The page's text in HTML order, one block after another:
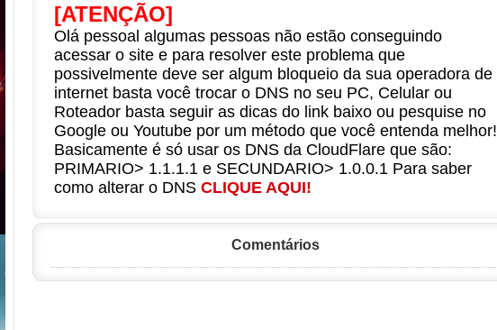
[ATENÇÃO]
Olá pessoal algumas pessoas não estão conseguindo
acessar o site e para resolver este problema que
possivelmente deve ser algum bloqueio da sua operadora de
internet basta você trocar o DNS no seu PC, Celular ou
Roteador basta seguir as dicas do link baixo ou pesquise no
Google ou Youtube por um método que você entenda melhor!
Basicamente é só usar os DNS da CloudFlare que são:
PRIMARIO> 1.1.1.1 e SECUNDARIO> 1.0.0.1 Para saber
como alterar o DNS CLIQUE AQUI!
Comentários